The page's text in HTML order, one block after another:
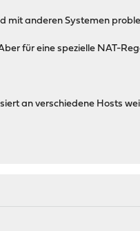
anderen Systemen
für eine spezielle NAT-
an verschiedene Hosts